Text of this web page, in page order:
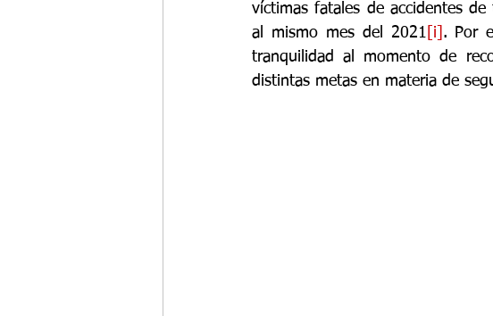
víctimas fatales de accidentes
al mismo mes del 2021 [i] . Por
tranquilidad al momento de
distintas metas en materia de